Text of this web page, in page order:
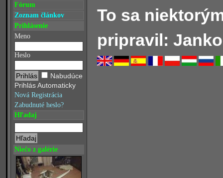
Fórum
Zoznam článkov
Prihlásenie
Meno
Heslo
Nabudúce
Prihlás Automaticky
Nová Registrácia
Zabudnuté heslo?
Hľadaj
Niečo z galérie
To sa
pripravil: